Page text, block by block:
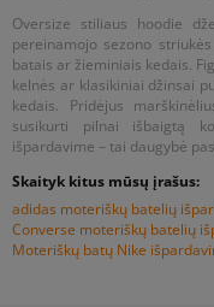
Oversize stiliaus hoodie
pereinamojo sezono
batais ar žieminiais kedais.
kelnės ar klasikiniai džinsai
kedais. Pridėjus
susikurti pilnai išbaigtą
išpardavime – tai daugybė
Skaityk kitus mūsų įrašus:
adidas moteriškų batelių
Converse moteriškų batelių
Moteriškų batų Nike